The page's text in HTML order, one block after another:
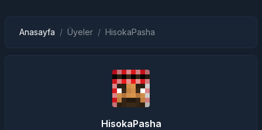
Anasayfa Üyeler HisokaPasha
HisokaPasha